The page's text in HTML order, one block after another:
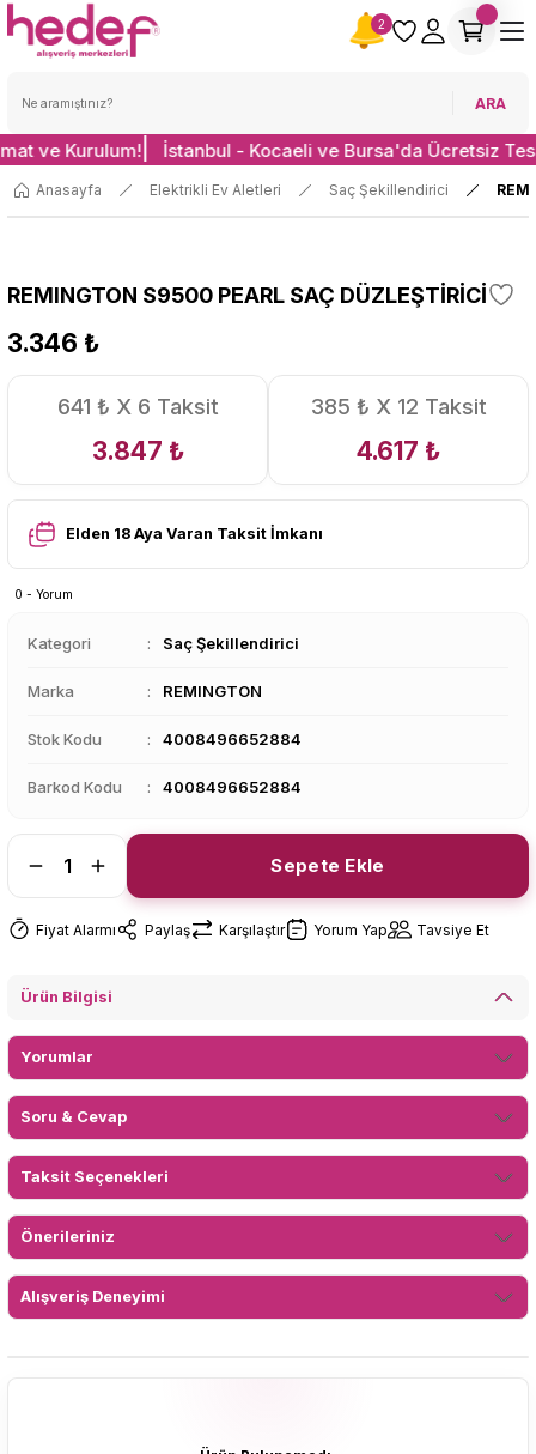
ARA
2
ve Kurulum! İstanbul - Kocaeli ve Bursa'da Ücretsiz
Anasayfa Elektrikli Ev Aletleri Saç Şekillendirici
REMINGTON S9500 PEARL SAÇ DÜZLEŞTİRİCİ
3.346 ₺
641 ₺ X 6 Taksit
3.847 ₺
385 ₺ X 12 Taksit
4.617 ₺
Elden 18 Aya Varan Taksit İmkanı
0 - Yorum
Kategori Saç Şekillendirici
Marka REMINGTON
Stok Kodu 4008496652884
Barkod Kodu 4008496652884
Sepete Ekle
Fiyat Alarmı Paylaş Karşılaştır Yorum Yap Tavsiye Et
Ürün Bilgisi
Yorumlar
Soru & Cevap
Taksit Seçenekleri
Önerileriniz
Alışveriş Deneyimi